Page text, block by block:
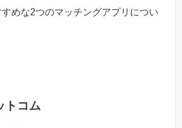
めな2つのマッチングアプリについ
トコム